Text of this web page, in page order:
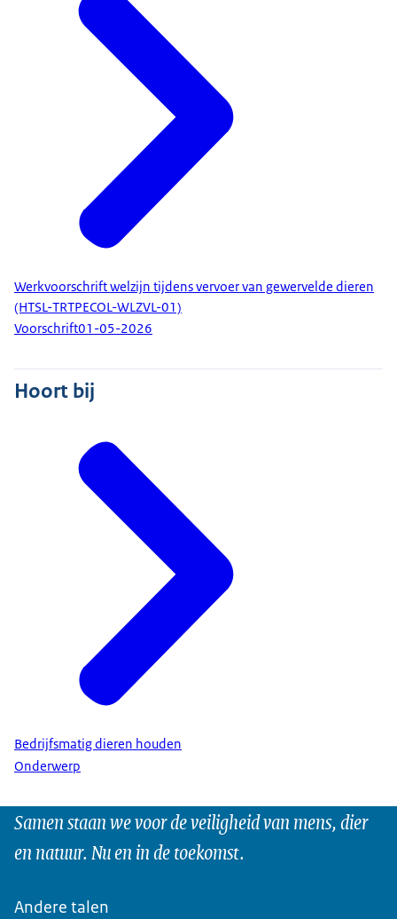
Werkvoorschrift welzijn tijdens vervoer van gewervelde dieren
(HTSL-TRTPECOL-WLZVL-01)
Voorschrift01-05-2026
Hoort bij
Bedrijfsmatig dieren houden
Onderwerp
Samen staan we voor de veiligheid van mens, dier
en natuur. Nu en in de toekomst.
Andere talen